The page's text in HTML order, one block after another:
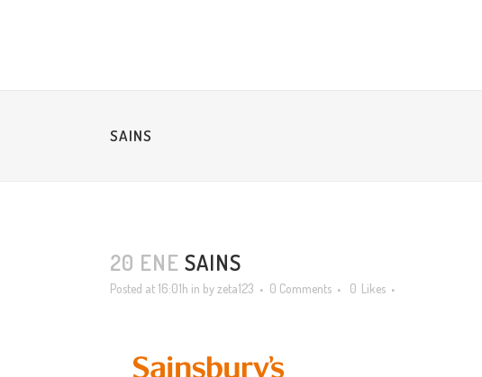
SAINS
20 ENE SAINS
Posted at 16:01h in byzeta123 0 Comments 0 Likes